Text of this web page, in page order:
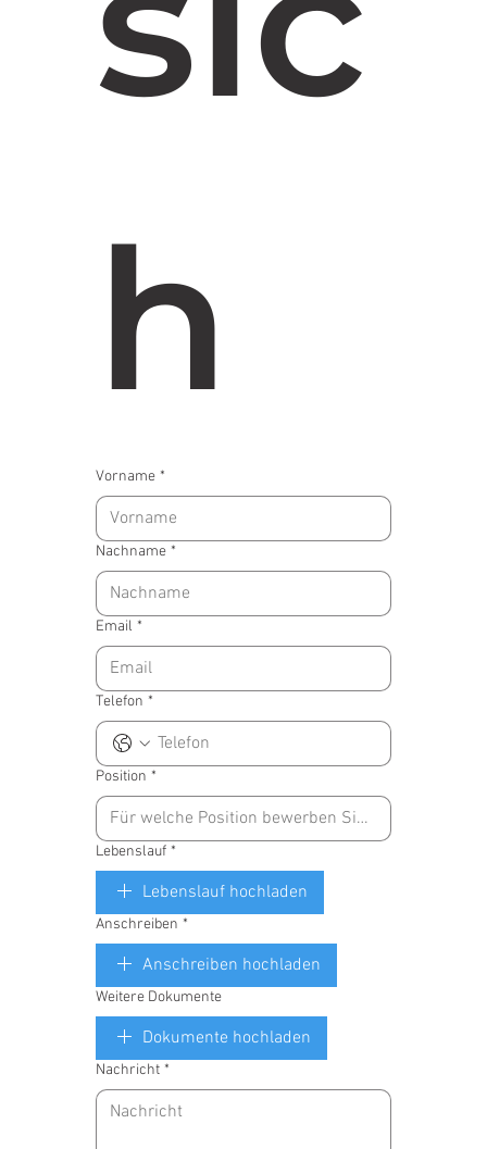
h
Vorname *
Nachname *
Email *
Telefon *
Position *
Lebenslauf *
Lebenslauf hochladen
Anschreiben *
Anschreiben hochladen
Weitere Dokumente
Dokumente hochladen
Nachricht *